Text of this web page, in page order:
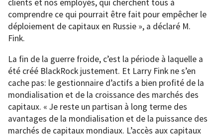
clients et nos employés, qui cherchent tous à
comprendre ce qui pourrait être fait pour empêcher le
déploiement de capitaux en Russie », a déclaré M.
Fink.
La fin de la guerre froide, c’est la période à laquelle a
été créé BlackRock justement. Et Larry Fink ne s’en
cache pas: le gestionnaire d’actifs a bien profité de la
mondialisation et de la croissance des marchés des
capitaux. « Je reste un partisan à long terme des
avantages de la mondialisation et de la puissance des
marchés de capitaux mondiaux. L’accès aux capitaux